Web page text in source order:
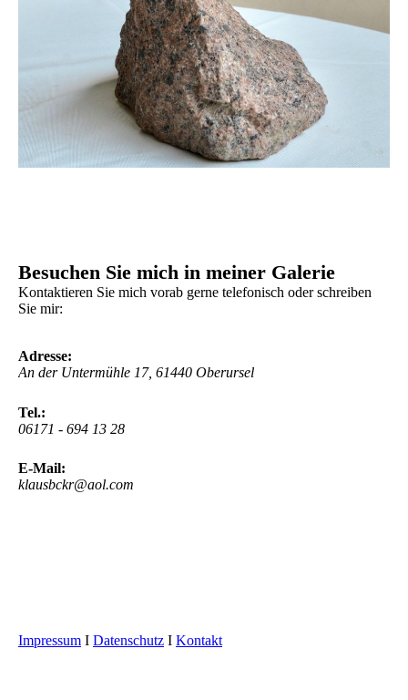
Besuchen Sie mich in meiner Galerie
Kontaktieren Sie mich vorab gerne telefonisch oder schreiben
Sie mir:
Adresse:
An der Untermühle 17, 61440 Oberursel
Tel.:
06171 - 694 13 28
E-Mail:
klausbckr@aol.com
Impressum I Datenschutz I Kontakt